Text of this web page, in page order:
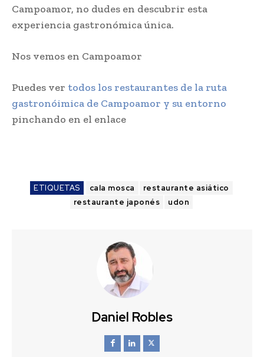
Campoamor, no dudes en descubrir esta
experiencia gastronómica única.
Nos vemos en Campoamor
Puedes ver todos los restaurantes de la ruta
gastronóimica de Campoamor y su entorno
pinchando en el enlace
ETIQUETAS cala mosca
restaurante asiático
restaurante japonés
udon
Daniel Robles